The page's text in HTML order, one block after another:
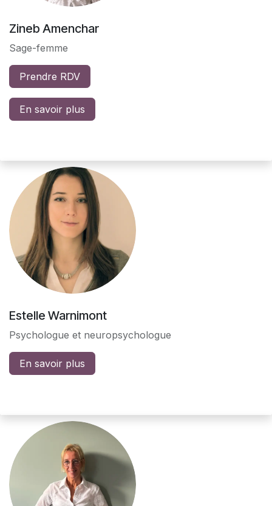
Zineb Amenchar
Sage-femme
Prendre RDV
En savoir plus
Estelle Warnimont
Psychologue et neuropsychologue
En savoir plus